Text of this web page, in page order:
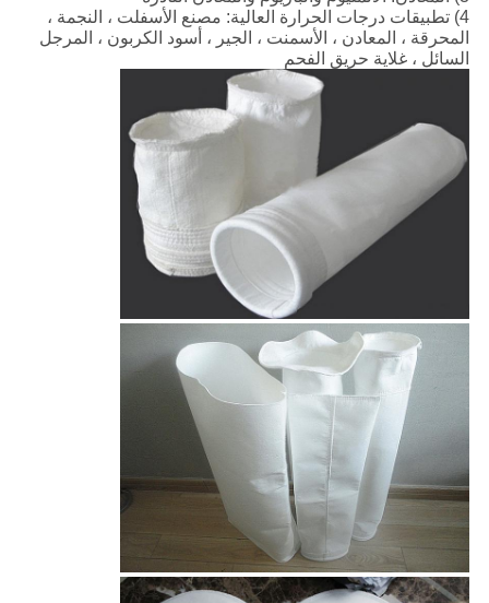
4) تطبيقات درجات الحرارة العالية: مصنع الأسفلت ، النجمة ،
المحرقة ، المعادن ، الأسمنت ، الجير ، أسود الكربون ، المرجل
السائل ، غلاية حريق الفحم